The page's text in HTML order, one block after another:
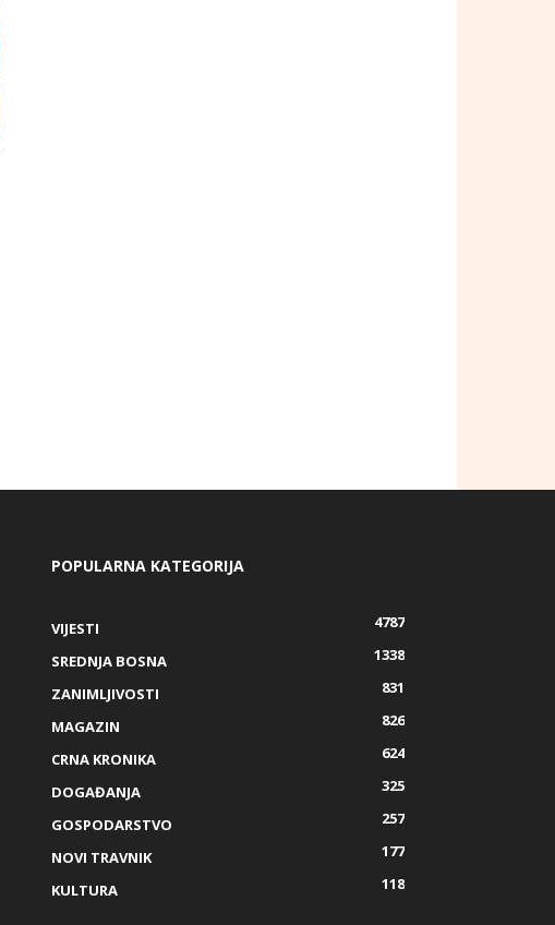
POPULARNA KATEGORIJA
VIJESTI
4787
SREDNJA BOSNA
1338
ZANIMLJIVOSTI
831
MAGAZIN
826
CRNA KRONIKA
624
DOGAĐANJA
325
GOSPODARSTVO
257
NOVI TRAVNIK
177
KULTURA
118